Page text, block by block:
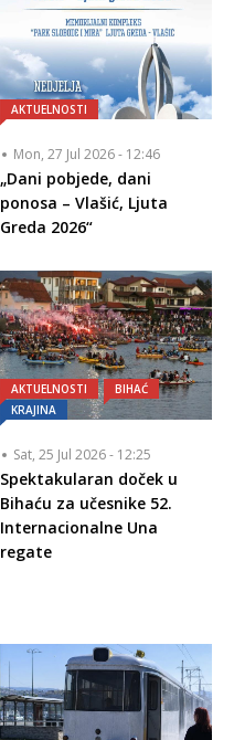
AKTUELNOSTI
Mon, 27 Jul 2026 - 12:46
„Dani pobjede, dani
ponosa – Vlašić, Ljuta
Greda 2026“
AKTUELNOSTI
BIHAĆ
KRAJINA
Sat, 25 Jul 2026 - 12:25
Spektakularan doček u
Bihaću za učesnike 52.
Internacionalne Una
regate